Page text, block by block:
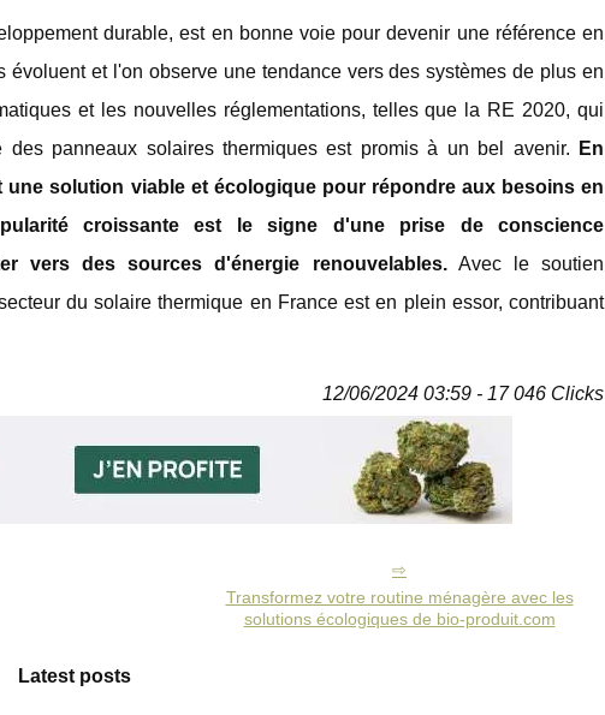
durable, est en bonne voie pour devenir une référence en
et l'on observe une tendance vers des systèmes de plus en
et les nouvelles réglementations, telles que la RE 2020, qui
panneaux solaires thermiques est promis à un bel avenir.
En
solution viable et écologique pour répondre aux besoins en
croissante est le signe d'une prise de conscience
vers des sources d'énergie renouvelables.Avec le soutien
du solaire thermique en France est en plein essor, contribuant
12/06/2024 03:59 - 17 046 Clicks
Transformez votre routine ménagère avec les
solutions écologiques de bio-produit.com
Latest posts